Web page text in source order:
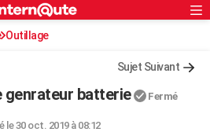
S'inscrire
Connexion
Outillage
Sujet Suivant
genrateur batterie Fermé
le 30 oct. 2019 à 08:12